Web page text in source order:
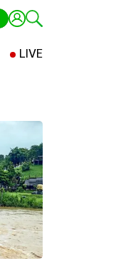
LIVE